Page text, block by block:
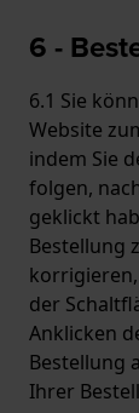
6 -
6.1 Sie
Website
indem Sie
folgen,
geklickt
Bestellung
der
Anklicken
Bestellung
Ihrer